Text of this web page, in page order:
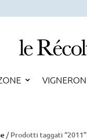
VIGNERON
/ Prodotti taggati “2011”